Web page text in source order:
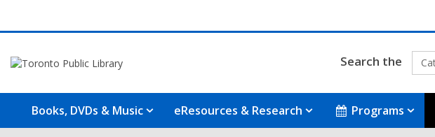
Search the
Books, DVDs & Music eResources & Research Programs